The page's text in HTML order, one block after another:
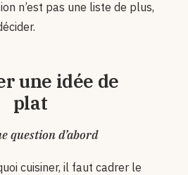
n’est pas une liste de plus,
une idée de
plat
question d’abord
cuisiner, il faut cadrer le